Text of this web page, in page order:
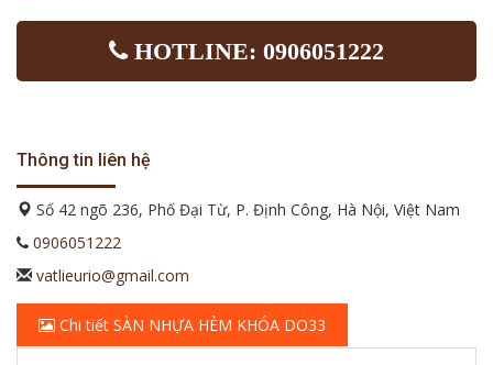
HOTLINE: 0906051222
Thông tin liên hệ
Số 42 ngõ 236, Phố Đại Từ, P. Định Công, Hà Nội, Việt Nam
0906051222
vatlieurio@gmail.com
Chi tiết SÀN NHỰA HÈM KHÓA DO33